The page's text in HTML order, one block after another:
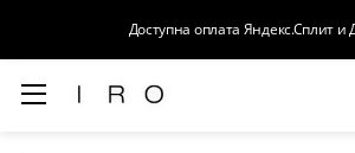
Доступна оплата Яндекс.Сплит и